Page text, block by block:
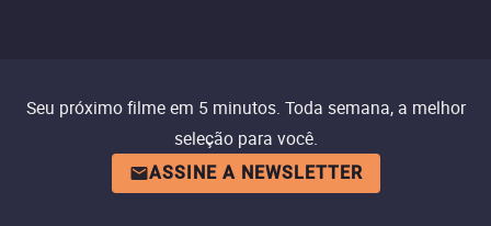
Seu próximo filme em 5 minutos. Toda semana, a melhor
seleção para você.
ASSINE A NEWSLETTER